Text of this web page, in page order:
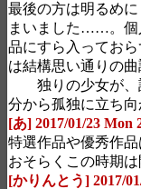
最後の方は明るめ
まいました……。個
品にすら入ってお
は結構思い
独りの少女が、誰
分から孤独に立ち向
[あ] 2017/01/23 Mon
特選作品や優秀作
おそらくこの時期
[かりんとう] 2017/